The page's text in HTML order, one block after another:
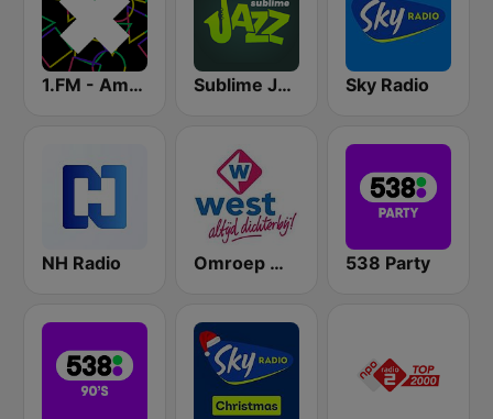
1.FM - Amsterdam Trance Sublime Jazz Sky Radio
NH Radio Omroep West 538 Party